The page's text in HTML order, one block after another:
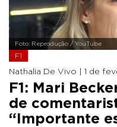
Foto: Reprodução / YouTube
F1
Nathalia De Vivo | 1 de
F1: Mari
de
“Importante